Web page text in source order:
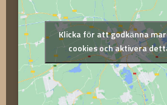
Klicka för att godkänna
cookies och aktivera